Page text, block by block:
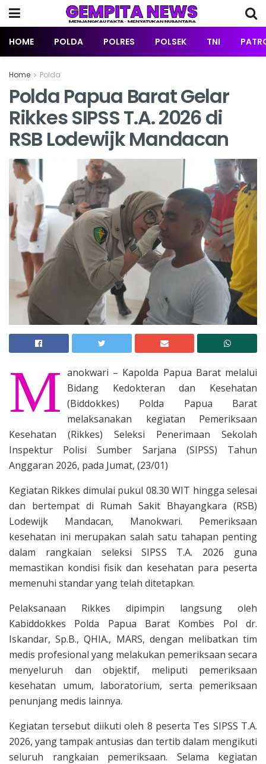
HOME POLDA POLRES POLSEK TNI
Home Polda
Polda Papua Barat Gelar
Rikkes SIPSS T.A. 2026 di
RSB Lodewijk Mandacan
M anokwari – Kapolda Papua Barat melalui
Bidang Kedokteran dan Kesehatan
(Biddokkes) Polda Papua Barat
melaksanakan kegiatan Pemeriksaan
Kesehatan (Rikkes) Seleksi Penerimaan Sekolah
Inspektur Polisi Sumber Sarjana (SIPSS) Tahun
Anggaran 2026, pada Jumat, (23/01)
Kegiatan Rikkes dimulai pukul 08.30 WIT hingga selesai
dan bertempat di Rumah Sakit Bhayangkara (RSB)
Lodewijk Mandacan, Manokwari. Pemeriksaan
kesehatan ini merupakan salah satu tahapan penting
dalam rangkaian seleksi SIPSS T.A. 2026 guna
memastikan kondisi fisik dan kesehatan para peserta
memenuhi standar yang telah ditetapkan.
Pelaksanaan Rikkes dipimpin langsung oleh
Kabiddokkes Polda Papua Barat Kombes Pol dr.
Iskandar, Sp.B., QHIA., MARS, dengan melibatkan tim
medis profesional yang melakukan pemeriksaan secara
menyeluruh dan objektif, meliputi pemeriksaan
kesehatan umum, laboratorium, serta pemeriksaan
penunjang medis lainnya.
Kegiatan tersebut diikuti oleh 8 peserta Tes SIPSS T.A.
2026, yang tampak antusias dan tertib dalam mengikuti
seluruh rangkaian pemeriksaan. Selama kegiatan